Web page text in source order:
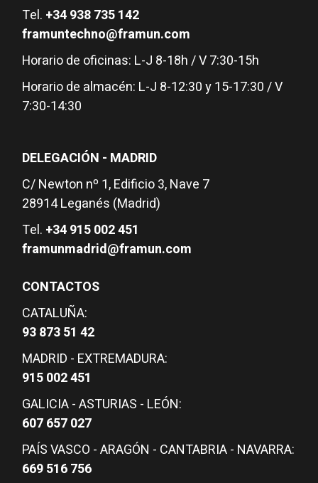
Tel. +34 938 735 142
framuntechno@framun.com
Horario de oficinas: L-J 8-18h / V 7:30-15h
Horario de almacén: L-J 8-12:30 y 15-17:30 / V
7:30-14:30
DELEGACIÓN - MADRID
C/ Newton nº 1, Edificio 3, Nave 7
28914 Leganés (Madrid)
Tel. +34 915 002 451
framunmadrid@framun.com
CONTACTOS
CATALUÑA:
93 873 51 42
MADRID - EXTREMADURA:
915 002 451
GALICIA - ASTURIAS - LEÓN:
607 657 027
PAÍS VASCO - ARAGÓN - CANTABRIA - NAVARRA:
669 516 756